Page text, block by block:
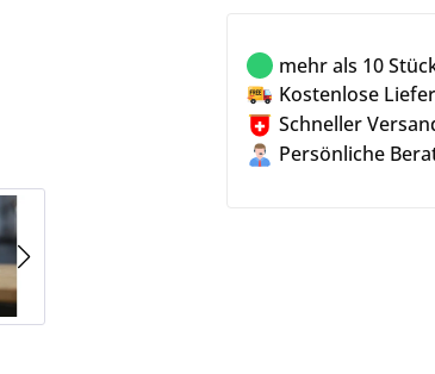
mehr als 10
Kostenlose
Schneller
Persönliche